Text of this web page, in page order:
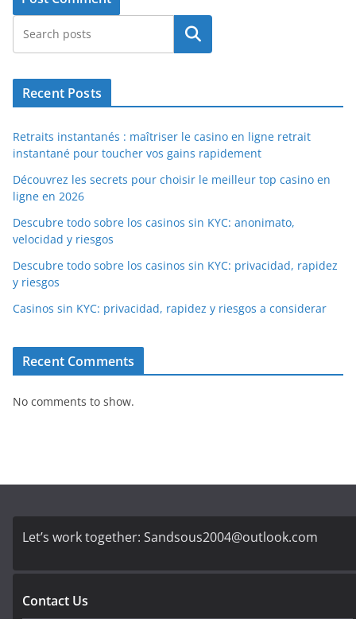
Search
Recent Posts
Retraits instantanés : maîtriser le casino en ligne retrait
instantané pour toucher vos gains rapidement
Découvrez les secrets pour choisir le meilleur top casino en
ligne en 2026
Descubre todo sobre los casinos sin KYC: anonimato,
velocidad y riesgos
Descubre todo sobre los casinos sin KYC: privacidad, rapidez
y riesgos
Casinos sin KYC: privacidad, rapidez y riesgos a considerar
Recent Comments
No comments to show.
Let’s work together: Sandsous2004@outlook.com
Contact Us